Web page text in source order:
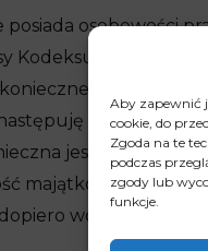
Aby zapewnić
cookie, do
Zgoda na te
podczas
zgody lub
funkcje.
posiada osobowości
Kodeksu Spółek
jest
następuję poprzez
jest również
majątkowa
wówczas, gdy